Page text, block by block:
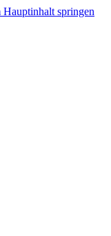
Hauptinhalt springen